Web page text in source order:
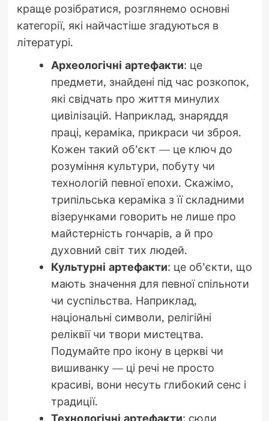
краще розібратися, розглянемо основні
категорії, які найчастіше згадуються в
літературі.
Археологічні артефакти: це
предмети, знайдені під час розкопок,
які свідчать про життя минулих
цивілізацій. Наприклад, знаряддя
праці, кераміка, прикраси чи зброя.
Кожен такий об’єкт — це ключ до
розуміння культури, побуту чи
технологій певної епохи. Скажімо,
трипільська кераміка з її складними
візерунками говорить не лише про
майстерність гончарів, а й про
духовний світ тих людей.
Культурні артефакти: це об’єкти, що
мають значення для певної спільноти
чи суспільства. Наприклад,
національні символи, релігійні
реліквії чи твори мистецтва.
Подумайте про ікону в церкві чи
вишиванку — ці речі не просто
красиві, вони несуть глибокий сенс і
традиції.
Технологічні артефакти: сюди